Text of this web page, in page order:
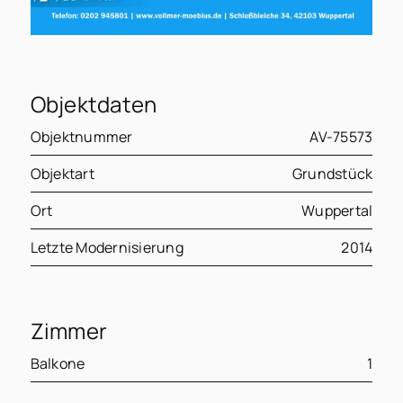
Objektdaten
Objektnummer
AV-75573
Objektart
Grundstück
Ort
Wuppertal
Letzte Modernisierung
2014
Zimmer
Balkone 1